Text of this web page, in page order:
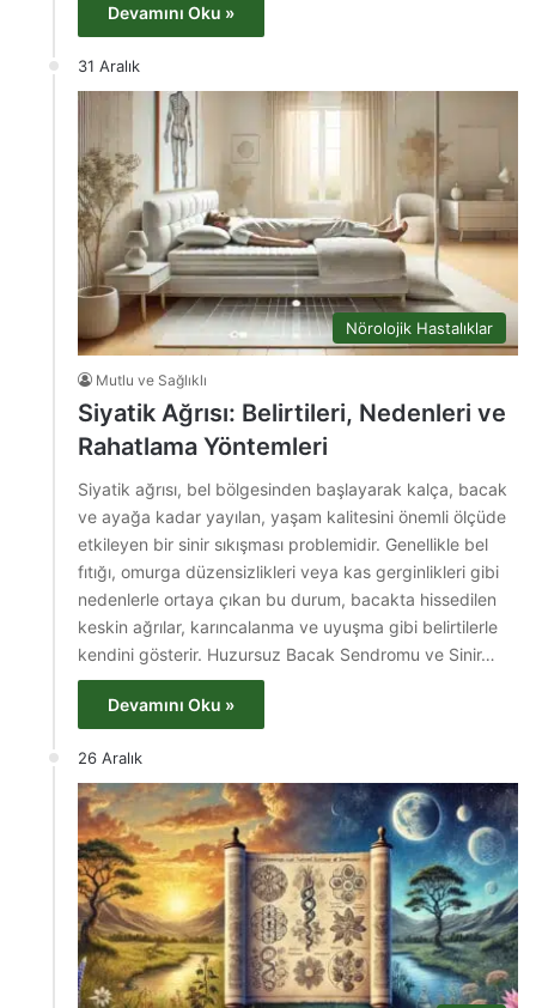
Devamını Oku »
31 Aralık
Nörolojik Hastalıklar
Mutlu ve Sağlıklı
Siyatik Ağrısı: Belirtileri, Nedenleri ve
Rahatlama Yöntemleri
Siyatik ağrısı, bel bölgesinden başlayarak kalça, bacak
ve ayağa kadar yayılan, yaşam kalitesini önemli ölçüde
etkileyen bir sinir sıkışması problemidir. Genellikle bel
fıtığı, omurga düzensizlikleri veya kas gerginlikleri gibi
nedenlerle ortaya çıkan bu durum, bacakta hissedilen
keskin ağrılar, karıncalanma ve uyuşma gibi belirtilerle
kendini gösterir. Huzursuz Bacak Sendromu ve Sinir…
Devamını Oku »
26 Aralık